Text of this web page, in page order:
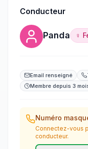
Conducteur
Panda ♀
Email renseigné
Membre depuis 3
Numéro
Connectez-vous
conducteur.